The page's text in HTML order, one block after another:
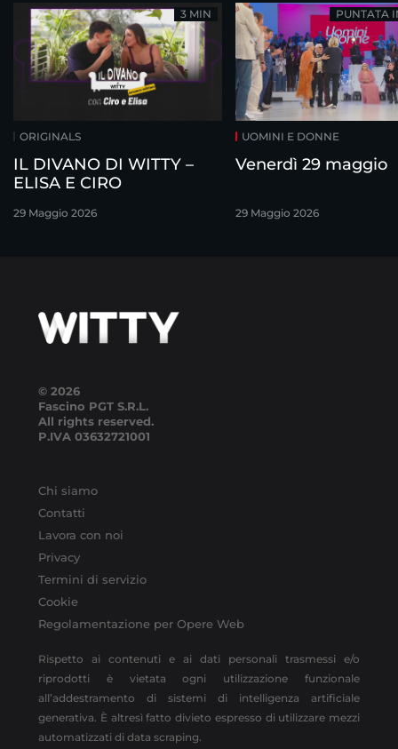
ORIGINALS
IL DIVANO DI WITTY –
ELISA E CIRO
29 Maggio 2026
3 MIN
UOMINI E DONNE
Venerdì 29 maggio
29 Maggio 2026
PUNTATA
© 2026
Fascino PGT S.R.L.
All rights reserved.
P.IVA 03632721001
Chi siamo
Contatti
Lavora con noi
Privacy
Termini di servizio
Cookie
Regolamentazione per Opere Web
Rispetto ai contenuti e ai dati personali trasmessi e/o
riprodotti è vietata ogni utilizzazione funzionale
all’addestramento di sistemi di intelligenza artificiale
generativa. È altresì fatto divieto espresso di utilizzare mezzi
automatizzati di data scraping.